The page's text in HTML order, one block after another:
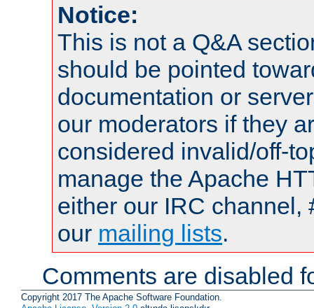
Notice:
This is not a Q&A
should be pointed
documentation or
our moderators if they
considered invalid/off-
manage the Apache
either our IRC channel,
our mailing lists.
Comments are disabled
Copyright 2017 The Apache Software Foundation.